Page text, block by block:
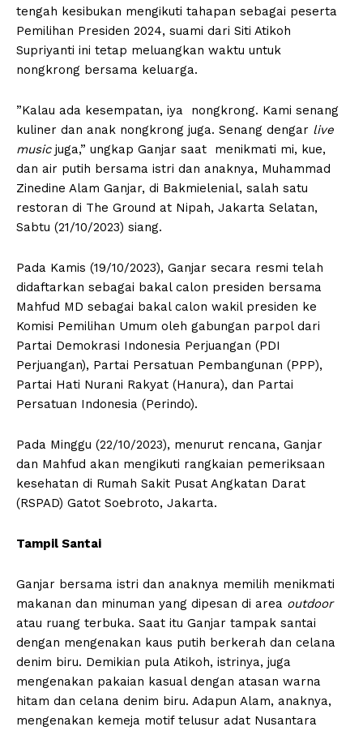
tengah kesibukan mengikuti tahapan sebagai peserta
Pemilihan Presiden 2024, suami dari Siti Atikoh
Supriyanti ini tetap meluangkan waktu untuk
nongkrong bersama keluarga.
”Kalau ada kesempatan, iya nongkrong. Kami senang
kuliner dan anak nongkrong juga. Senang dengar live
musicjuga,” ungkap Ganjar saat menikmati mi, kue,
dan air putih bersama istri dan anaknya, Muhammad
Zinedine Alam Ganjar, di Bakmielenial, salah satu
restoran di The Ground at Nipah, Jakarta Selatan,
Sabtu (21/10/2023) siang.
Pada Kamis (19/10/2023), Ganjar secara resmi telah
didaftarkan sebagai bakal calon presiden bersama
Mahfud MD sebagai bakal calon wakil presiden ke
Komisi Pemilihan Umum oleh gabungan parpol dari
Partai Demokrasi Indonesia Perjuangan (PDI
Perjuangan), Partai Persatuan Pembangunan (PPP),
Partai Hati Nurani Rakyat (Hanura), dan Partai
Persatuan Indonesia (Perindo).
Pada Minggu (22/10/2023), menurut rencana, Ganjar
dan Mahfud akan mengikuti rangkaian pemeriksaan
kesehatan di Rumah Sakit Pusat Angkatan Darat
(RSPAD) Gatot Soebroto, Jakarta.
Tampil Santai
Ganjar bersama istri dan anaknya memilih menikmati
makanan dan minuman yang dipesan di area outdoor
atau ruang terbuka. Saat itu Ganjar tampak santai
dengan mengenakan kaus putih berkerah dan celana
denim biru. Demikian pula Atikoh, istrinya, juga
mengenakan pakaian kasual dengan atasan warna
hitam dan celana denim biru. Adapun Alam, anaknya,
mengenakan kemeja motif telusur adat Nusantara